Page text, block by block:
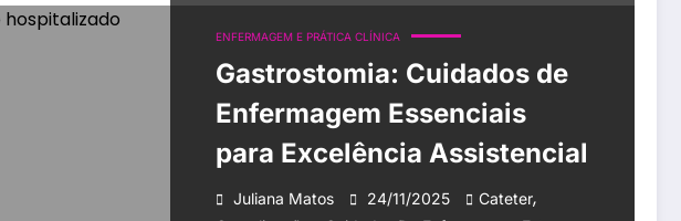
ENFERMAGEM E PRÁTICA CLÍNICA
Gastrostomia: Cuidados de
Enfermagem Essenciais
para Excelência Assistencial
Juliana Matos 24/11/2025 Cateter,